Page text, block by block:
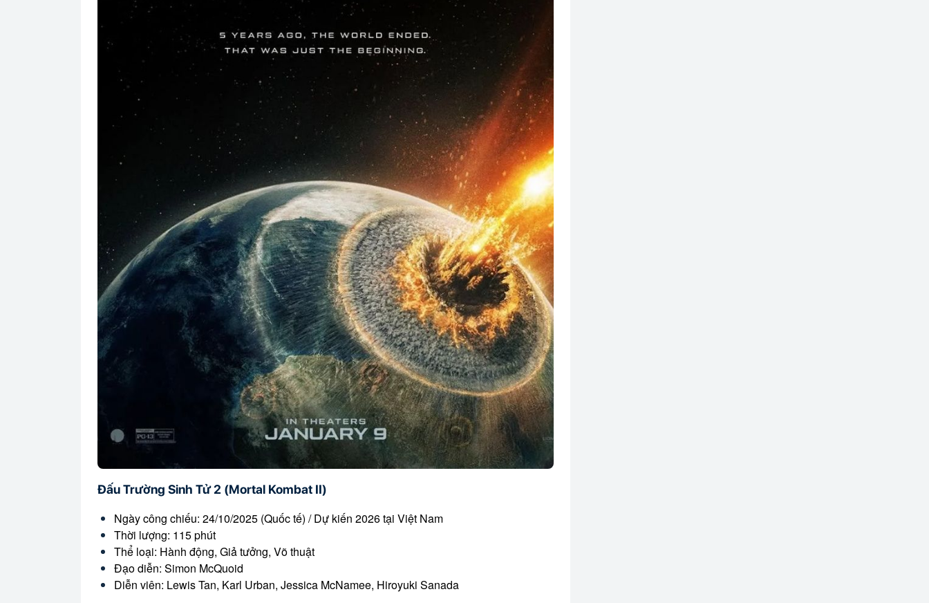
Đấu Trường Sinh Tử 2 (Mortal Kombat II)
Ngày công chiếu: 24/10/2025 (Quốc tế) / Dự kiến 2026 tại Việt Nam
Thời lượng: 115 phút
Thể loại: Hành động, Giả tưởng, Võ thuật
Đạo diễn: Simon McQuoid
Diễn viên: Lewis Tan, Karl Urban, Jessica McNamee, Hiroyuki Sanada